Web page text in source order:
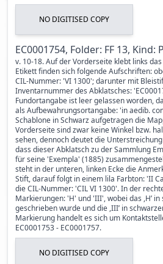
NO DIGITISED COPY
EC0001754, Folder: FF 13, Kind:
v. 10-18. Auf der Vorderseite klebt links
Etikett finden sich folgende Aufschriften:
CIL-Nummer: 'VI 1300'; darunter mit
Inventarnummer des Abklatsches:
Fundortangabe ist leer gelassen worden,
als Aufbewahrungsortangabe: 'in aedib.
Schablone in Schwarz aufgetragen die
Vorderseite sind zwar keine Winkel bzw.
sehen, dennoch deutet die
dass dieser Abklatsch zu der Sammlung
für seine 'Exempla' (1885)
steht in der unteren, linken Ecke die
Stift, darauf folgt in einem lila Farbton: 'II
die CIL-Nummer: 'CIL VI 1300'. In der
Markierungen: 'H' und 'III', wobei das ,H’
geschrieben wurde und die ,III’ in
Markierung handelt es sich um
EC0001753 - EC0001757.
NO DIGITISED COPY